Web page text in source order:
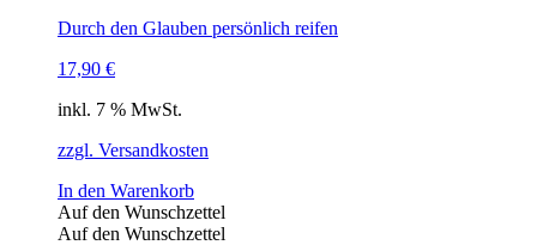
Durch den Glauben persönlich reifen
17,90 €
inkl. 7 % MwSt.
zzgl. Versandkosten
In den Warenkorb
Auf den Wunschzettel
Auf den Wunschzettel